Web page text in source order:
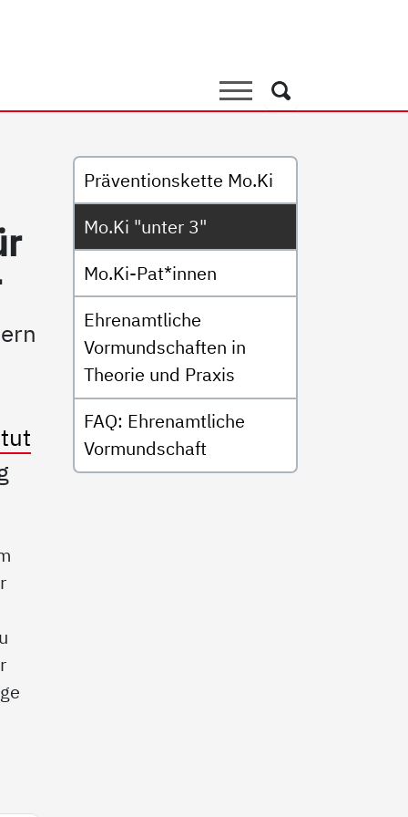
Suche
Suche
Untermenü
Präventionskette Mo.Ki
Mo.Ki "unter 3"
Mo.Ki-Pat*innen
Ehrenamtliche
Vormundschaften in
Theorie und Praxis
FAQ: Ehrenamtliche
Vormundschaft